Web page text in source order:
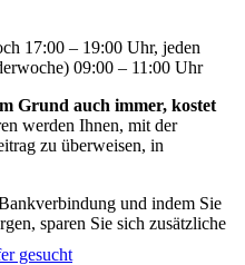
gesucht
17:00 – 19:00 Uhr, jeden
09:00 – 11:00 Uhr
Grund auch immer, kostet
werden Ihnen, mit der
zu überweisen, in
und indem Sie
sparen Sie sich zusätzliche